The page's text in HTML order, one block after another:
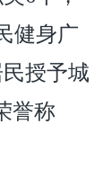
健身广
授予城
誉称